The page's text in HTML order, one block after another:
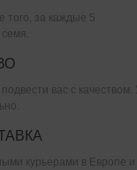
того, за каждые 5
вас с качеством.
курьерами в Европе и